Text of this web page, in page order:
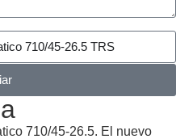
710/45-26.5. El nuevo